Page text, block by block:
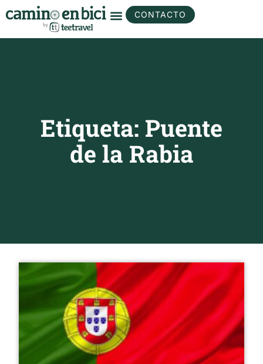
CONTACTO
Etiqueta: Puente
de la Rabia